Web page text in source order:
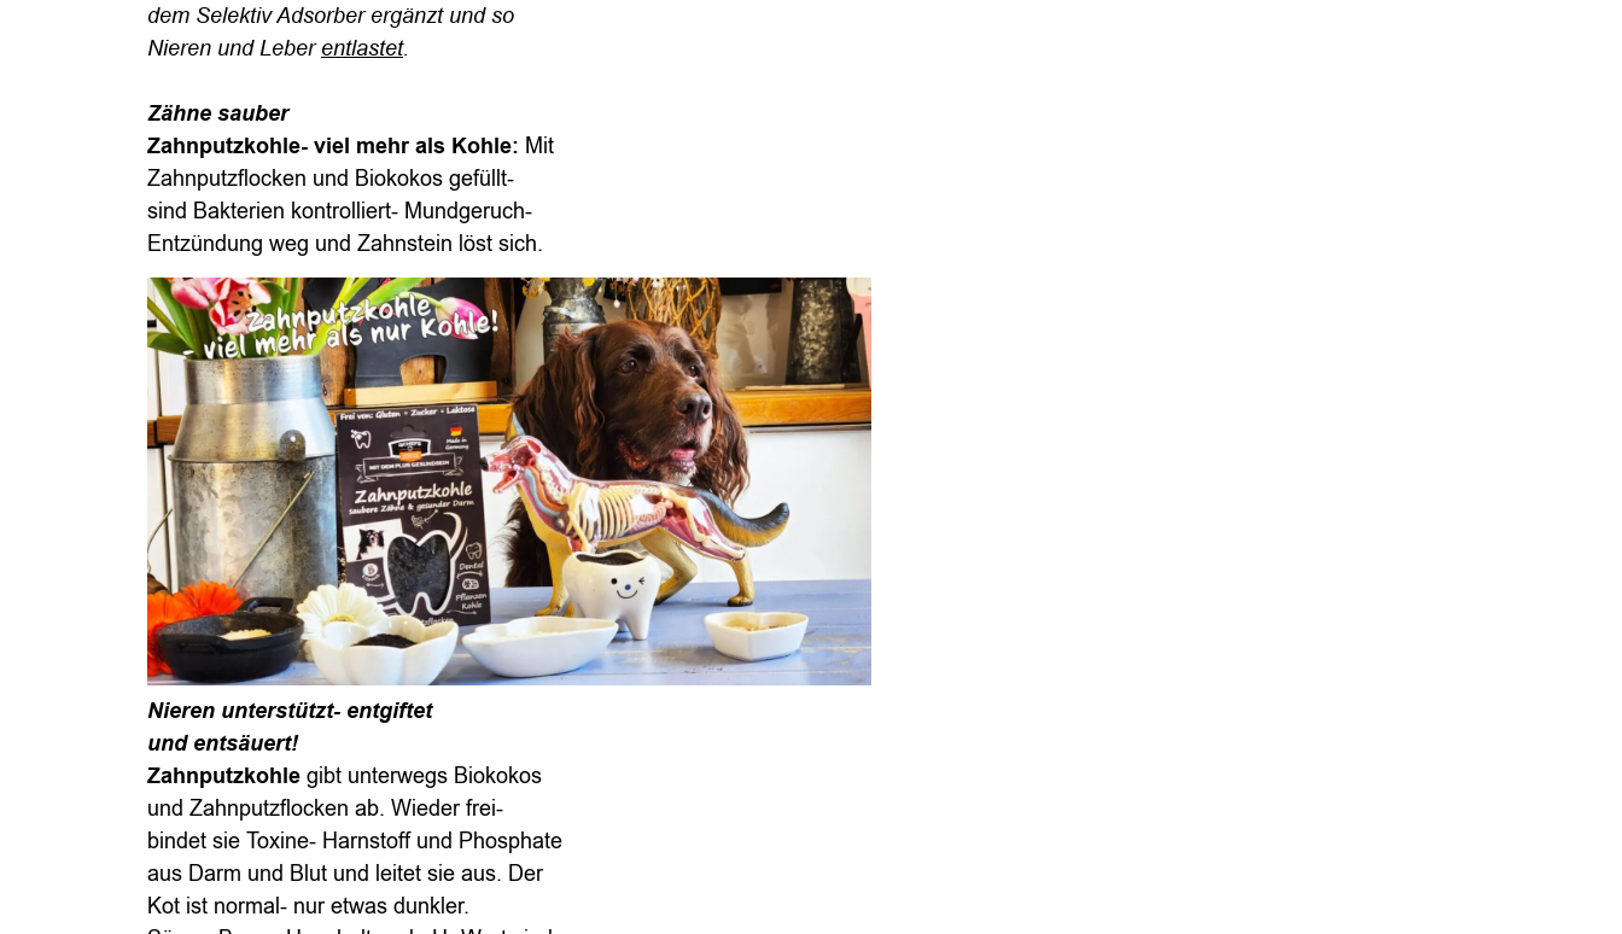
dem Selektiv Adsorber ergänzt und so
Nieren und Leberentlastet.
Zähne sauber
Zahnputzkohle- viel mehr als Kohle: Mit
Zahnputzflocken und Biokokos gefüllt-
sind Bakterien kontrolliert- Mundgeruch-
Entzündung weg und Zahnstein löst sich.
Nieren unterstützt- entgiftet
und entsäuert!
Zahnputzkohle gibt unterwegs Biokokos
und Zahnputzflocken ab. Wieder frei-
bindet sie Toxine- Harnstoff und Phosphate
aus Darm und Blut und leitet sie aus. Der
Kot ist normal- nur etwas dunkler.